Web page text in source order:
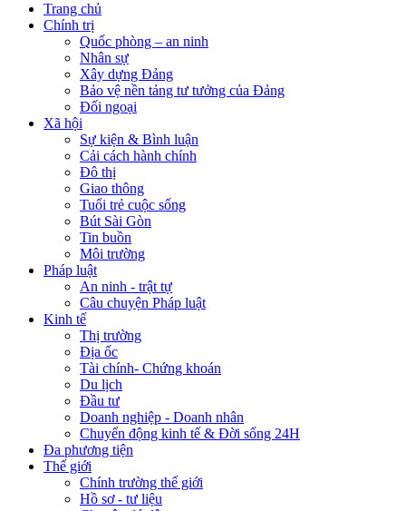
Trang chủ
Chính trị
Quốc phòng – an ninh
Nhân sự
Xây dựng Đảng
Bảo vệ nền tảng tư tưởng của Đảng
Đối ngoại
Xã hội
Sự kiện & Bình luận
Cải cách hành chính
Đô thị
Giao thông
Tuổi trẻ cuộc sống
Bút Sài Gòn
Tin buồn
Môi trường
Pháp luật
An ninh - trật tự
Câu chuyện Pháp luật
Kinh tế
Thị trường
Địa ốc
Tài chính- Chứng khoán
Du lịch
Đầu tư
Doanh nghiệp - Doanh nhân
Chuyển động kinh tế & Đời sống 24H
Đa phương tiện
Thế giới
Chính trường thế giới
Hồ sơ - tư liệu